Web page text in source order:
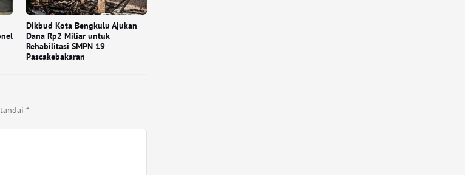
Dikbud Kota Bengkulu Ajukan
Dana Rp2 Miliar untuk
Rehabilitasi SMPN 19
Pascakebakaran
*